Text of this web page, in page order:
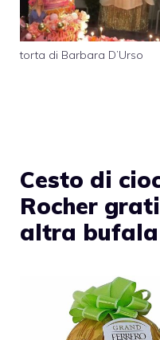
torta di Barbara D’Urso
Cesto di
Rocher
altra